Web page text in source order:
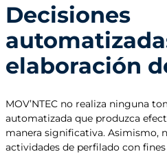
Decisiones
elaboración
MOV’NTEC no realiza ninguna
automatizada que produzca
manera significativa. Asimismo,
actividades de perfilado con